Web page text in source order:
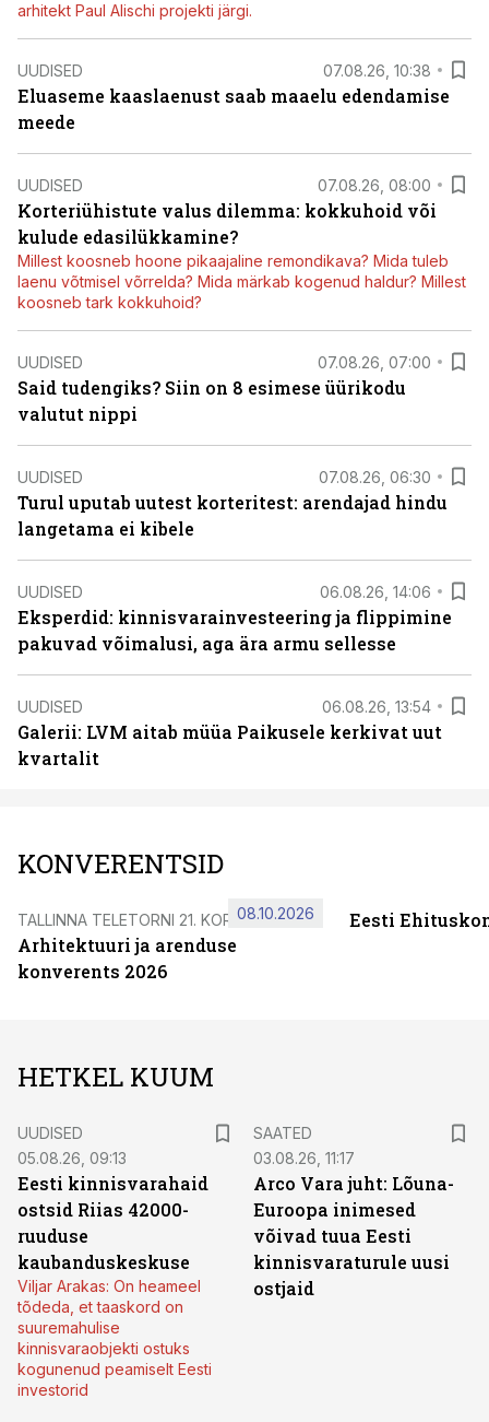
arhitekt Paul Alischi projekti järgi.
UUDISED 07.08.26, 10:38
Eluaseme kaaslaenust saab maaelu edendamise
meede
UUDISED 07.08.26, 08:00
Korteriühistute valus dilemma: kokkuhoid või
kulude edasilükkamine?
Millest koosneb hoone pikaajaline remondikava? Mida tuleb
laenu võtmisel võrrelda? Mida märkab kogenud haldur? Millest
koosneb tark kokkuhoid?
UUDISED 07.08.26, 07:00
Said tudengiks? Siin on 8 esimese üürikodu
valutut nippi
UUDISED 07.08.26, 06:30
Turul uputab uutest korteritest: arendajad hindu
langetama ei kibele
UUDISED 06.08.26, 14:06
Eksperdid: kinnisvarainvesteering ja flippimine
pakuvad võimalusi, aga ära armu sellesse
UUDISED 06.08.26, 13:54
Galerii: LVM aitab müüa Paikusele kerkivat uut
kvartalit
KONVERENTSID
TALLINNA TELETORNI 21. KORRUSEL
Arhitektuuri ja arenduse
konverents 2026
08.10.2026 Eesti
HETKEL KUUM
UUDISED
05.08.26, 09:13
Eesti kinnisvarahaid
ostsid Riias 42000-
ruuduse
kaubanduskeskuse
Viljar Arakas: On heameel
tõdeda, et taaskord on
suuremahulise
kinnisvaraobjekti ostuks
kogunenud peamiselt Eesti
investorid
SAATED
03.08.26, 11:17
Arco Vara juht: Lõuna-
Euroopa inimesed
võivad tuua Eesti
kinnisvaraturule uusi
ostjaid